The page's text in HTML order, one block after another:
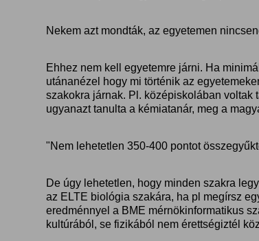
Nekem azt mondták, az egyetemen
Ehhez nem kell egyetemre járni. Ha
utánanézel hogy mi történik az
szakokra járnak. Pl. középiskolában voltak
ugyanazt tanulta a kémiatanár, meg a
"Nem lehetetlen 350-400 pontot
De úgy lehetetlen, hogy minden szakra
az ELTE biológia szakára, ha pl megírsz
eredménnyel a BME mérnökinformatikus
kultúrából, se fizikából nem érettségiztél